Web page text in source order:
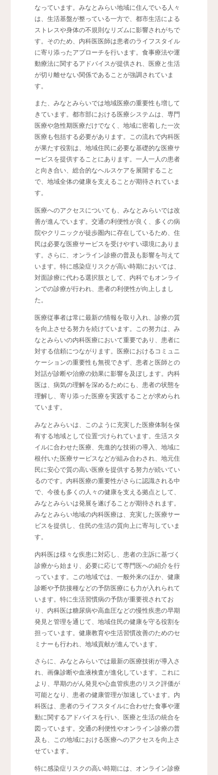
なっています。みなとみらい地域に住んでいる人々
は、生活基盤が整っている一方で、都市生活による
ストレスや身体の不規則なリズムに影響されがちで
す。そのため、内科医医師は患者のライフスタイル
に寄り添ったアプローチを行います。食事療法や運
動療法に関するアドバイスが提供され、医療と生活
が切り離せない関係であることが強調されていま
す。
また、みなとみらいでは地域医療の重要性も増して
きています。都市部における医療システムは、専門
医療や急性期医療だけでなく、地域に密着した一次
医療も包括する必要があります。この流れで内科医
が果たす役割は、地域住民に必要な基礎的な医療サ
ービスを提供することにあります。一人一人の患者
と向き合い、総合的なヘルスケアを展開すること
で、地域全体の健康を支えることが期待されていま
す。
医療へのアクセスについても、みなとみらいでは改
善が進んでいます。交通の利便性が良く、多くの病
院やクリニックが徒歩圏内に存在しているため、住
民は必要な医療サービスを受けやすい環境にありま
す。さらに、オンライン診療の普及も影響を与えて
います。特に感染症リスクが高い時期においては、
対面診療に代わる選択肢として、内科でもオンライ
ンでの診療が行われ、患者の利便性が向上しまし
た。
医療従事者は常に最新の情報を取り入れ、診療の質
を向上させる努力を続けています。この努力は、み
なとみらいの内科医療において重要であり、患者に
対する信頼につながります。医療におけるコミュニ
ケーションの重要性も無視できず、患者と医師との
対話が診断や治療の効果に影響を及ぼします。内科
医は、病気の理解を深めるためにも、患者の状態を
理解し、寄り添った医療を実践することが求められ
ています。
みなとみらいは、このように充実した医療体制を保
有する地域として位置づけられています。生活スタ
イルに合わせた医療、先進的な技術の導入、地域に
根付いた医療サービスなどが組み合わされ、地元住
民に安心で質の高い医療を提供する努力が続いてい
るのです。内科医療の重要性がさらに認識される中
で、今後も多くの人々の健康を支える拠点として、
みなとみらいは発展を遂げることが期待されます。
みなとみらい地域の内科医療は、充実した医療サー
ビスを提供し、住民の生活の質向上に寄与していま
す。
内科医は様々な疾患に対応し、患者の主訴に基づく
診療から始まり、必要に応じて専門医への紹介を行
っています。この地域では、一般外来のほか、健康
診断や予防接種などの予防医療にも力が入れられて
います。特に生活習慣病の予防が重要視されてお
り、内科医は糖尿病や高血圧などの慢性疾患の早期
発見と管理を通じて、地域住民の健康を守る役割を
担っています。健康教育や生活習慣改善のためのセ
ミナーも行われ、地域貢献が進んでいます。
さらに、みなとみらいでは最新の医療技術が導入さ
れ、画像診断や血液検査が進化しています。これに
より、早期のがん発見や心血管疾患のリスク評価が
可能となり、患者の健康管理が加速しています。内
科医は、患者のライフスタイルに合わせた食事や運
動に関するアドバイスを行い、医療と生活の統合を
図っています。交通の利便性やオンライン診療の普
及も、この地域における医療へのアクセスを向上さ
せています。
特に感染症リスクの高い時期には、オンライン診療